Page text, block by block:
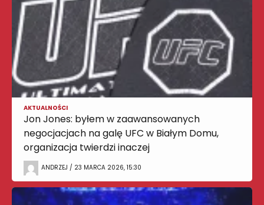
AKTUALNOŚCI
Jon Jones: byłem w zaawansowanych
negocjacjach na galę UFC w Białym Domu,
organizacja twierdzi inaczej
ANDRZEJ / 23 MARCA 2026, 15:30